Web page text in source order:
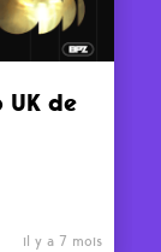
de
il y a 7 mois